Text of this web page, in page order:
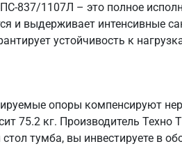
837/1107Л – это полное
и выдерживает интенсивные
устойчивость к
опоры компенсируют
75.2 кг. Производитель Техно
тумба, вы инвестируете в